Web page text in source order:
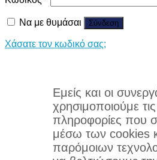
Να με θυμάσαι Σύνδεση
Χάσατε τον κωδικό σας;
Εμείς και οι
χρησιμοποιούμε τις
πληροφορίες που
μέσω των cookies
παρόμοιων